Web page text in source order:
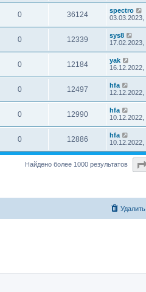
0 36124
spectro
03.03.2023,
0 12339
sys8
17.02.2023,
0 12184
yak
16.12.2022,
0 12497
hfa
12.12.2022,
0 12990
hfa
10.12.2022,
0 12886
hfa
10.12.2022,
Найдено более 1000 результатов